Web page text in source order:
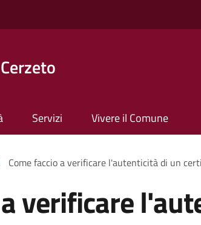
Servizi Vivere il Comune
Come faccio a verificare l'autenticità di un
verificare